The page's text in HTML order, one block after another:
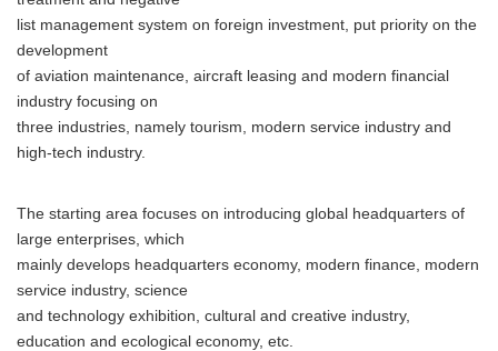
list management system on foreign investment, put priority on the
development
of aviation maintenance, aircraft leasing and modern financial
industry focusing on
three industries, namely tourism, modern service industry and
high-tech industry.
The starting area focuses on introducing global headquarters of
large enterprises, which
mainly develops headquarters economy, modern finance, modern
service industry, science
and technology exhibition, cultural and creative industry,
education and ecological economy, etc.